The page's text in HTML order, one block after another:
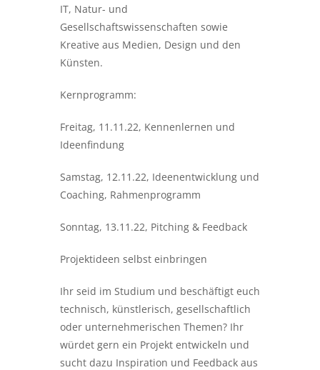
IT, Natur- und
Gesellschaftswissenschaften sowie
Kreative aus Medien, Design und den
Künsten.
Kernprogramm:
Freitag, 11.11.22, Kennenlernen und
Ideenfindung
Samstag, 12.11.22, Ideenentwicklung und
Coaching, Rahmenprogramm
Sonntag, 13.11.22, Pitching & Feedback
Projektideen selbst einbringen
Ihr seid im Studium und beschäftigt euch
technisch, künstlerisch, gesellschaftlich
oder unternehmerischen Themen? Ihr
würdet gern ein Projekt entwickeln und
sucht dazu Inspiration und Feedback aus